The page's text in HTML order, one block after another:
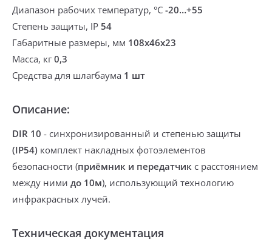
Диапазон рабочих температур, °С -20…+55
Степень защиты, IP 54
Габаритные размеры, мм 108х46х23
Масса, кг0,3
Средства для шлагбаума 1 шт
Описание:
DIR 10 - синхронизированный и степенью защиты
(IP54) комплект накладных фотоэлементов
безопасности (приёмник и передатчик с расстоянием
между ними до 10м), использующий технологию
инфракрасных лучей.
Техническая документация